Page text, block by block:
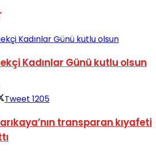
Kadınlar Günü kutlu olsun
Tweet 1205
transparan kıyafeti